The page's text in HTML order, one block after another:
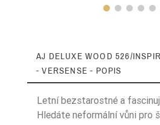
AJ DELUXE WOOD 526/
- VERSENSE - POPIS
Letní bezstarostné a
Hledáte neformální vůni pro